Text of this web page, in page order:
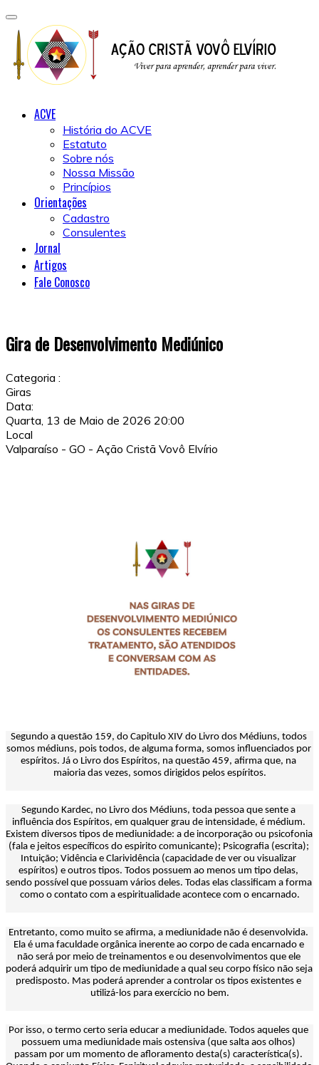
ACVE
História do ACVE
Estatuto
Sobre nós
Nossa Missão
Princípios
Orientações
Cadastro
Consulentes
Jornal
Artigos
Fale Conosco
Gira de Desenvolvimento Mediúnico
Categoria :
Giras
Data:
Quarta, 13 de Maio de 2026 20:00
Local
Valparaíso - GO - Ação Cristã Vovô Elvírio
Segundo a questão 159, do Capitulo XIV do Livro dos Médiuns, todos
somos médiuns, pois todos, de alguma forma, somos influenciados por
espíritos. Já o Livro dos Espíritos, na questão 459, afirma que, na
maioria das vezes, somos dirigidos pelos espíritos.
Segundo Kardec, no Livro dos Médiuns, toda pessoa que sente a
influência dos Espíritos, em qualquer grau de intensidade, é médium.
Existem diversos tipos de mediunidade: a de incorporação ou psicofonia
(fala e jeitos específicos do espirito comunicante); Psicografia (escrita);
Intuição; Vidência e Clarividência (capacidade de ver ou visualizar
espíritos) e outros tipos. Todos possuem ao menos um tipo delas,
sendo possível que possuam vários deles. Todas elas classificam a forma
como o contato com a espiritualidade acontece com o encarnado.
Entretanto, como muito se afirma, a mediunidade não é desenvolvida.
Ela é uma faculdade orgânica inerente ao corpo de cada encarnado e
não será por meio de treinamentos e ou desenvolvimentos que ele
poderá adquirir um tipo de mediunidade a qual seu corpo físico não seja
predisposto. Mas poderá aprender a controlar os tipos existentes e
utilizá-los para exercício no bem.
Por isso, o termo certo seria educar a mediunidade. Todos aqueles que
possuem uma mediunidade mais ostensiva (que salta aos olhos)
passam por um momento de afloramento desta(s) característica(s).